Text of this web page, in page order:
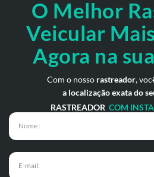
O Melhor
Veicular
Agora na
Com o nosso rastreador,
a localização exata do
RASTREADOR COM